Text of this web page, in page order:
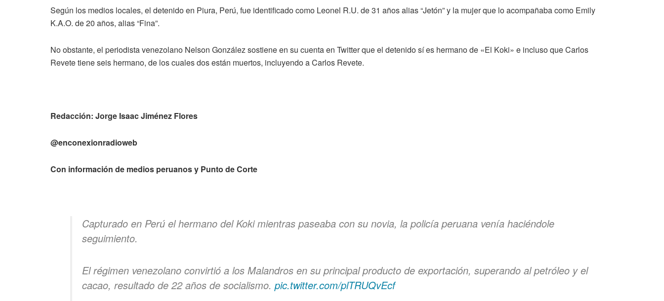
Según los medios locales, el detenido en Piura, Perú, fue identificado como Leonel R.U. de 31 años alias “Jetón” y la mujer que lo acompañaba como Emily
K.A.O. de 20 años, alias “Fina”.
No obstante, el periodista venezolano Nelson González sostiene en su cuenta en Twitter que el detenido sí es hermano de «El Koki» e incluso que Carlos
Revete tiene seis hermano, de los cuales dos están muertos, incluyendo a Carlos Revete.
Redacción: Jorge Isaac Jiménez Flores
@enconexionradioweb
Con información de medios peruanos y Punto de Corte
Capturado en Perú el hermano del Koki mientras paseaba con su novia, la policía peruana venía haciéndole
seguimiento.
El régimen venezolano convirtió a los Malandros en su principal producto de exportación, superando al petróleo y el
cacao, resultado de 22 años de socialismo. pic.twitter.com/plTRUQvEcf